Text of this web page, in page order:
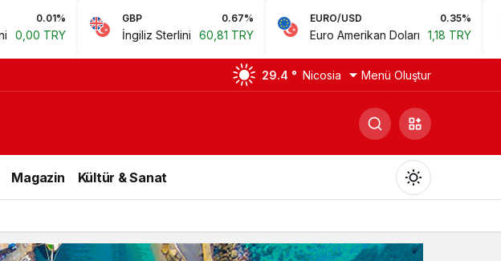
0.67%
İngiliz Sterlini 60,81 TRY
EURO/USD 0.35%
Euro Amerikan Doları 1,18 TRY Bist 100
29.4 ° Nicosia Menü Oluştur
Magazin Kültür & Sanat